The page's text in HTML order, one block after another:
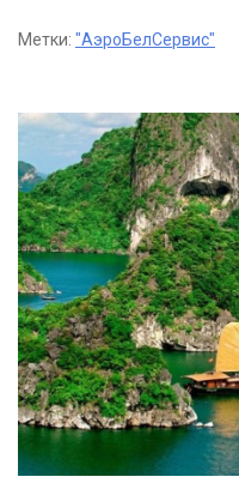
Метки: "АэроБелСервис"